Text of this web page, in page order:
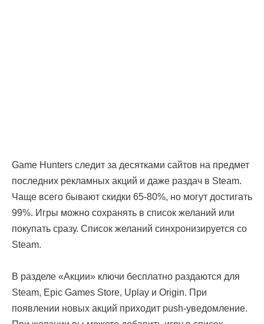
Game Hunters следит за десятками сайтов на предмет
последних рекламных акций и даже раздач в Steam.
Чаще всего бывают скидки 65-80%, но могут достигать
99%. Игры можно сохранять в список желаний или
покупать сразу. Список желаний синхронизируется со
Steam.
В разделе «Акции» ключи бесплатно раздаются для
Steam, Epic Games Store, Uplay и Origin. При
появлении новых акций приходит push-уведомление.